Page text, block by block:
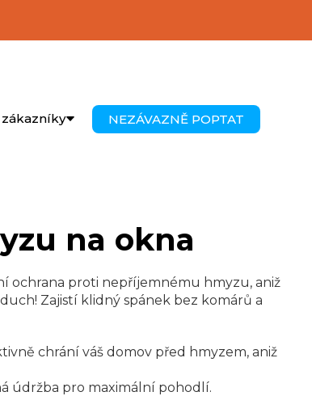
NEZÁVAZNĚ POPTAT
na okna
ochrana proti nepříjemnému hmyzu, aniž
Zajistí klidný spánek bez komárů a
chrání váš domov před hmyzem, aniž
údržba pro maximální pohodlí.